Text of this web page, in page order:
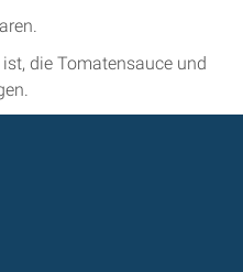
die Tomatensauce und